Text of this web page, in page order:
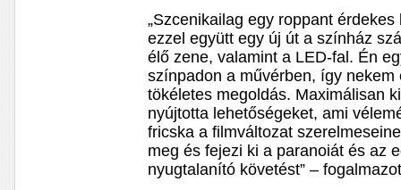
„Szcenikailag egy roppant
ezzel együtt egy új út a színház
élő zene, valamint a LED-fal. Én
színpadon a művérben, így
tökéletes megoldás. Maximálisan
nyújtotta lehetőségeket, ami
fricska a filmváltozat
meg és fejezi ki a paranoiát és az
nyugtalanító követést” –